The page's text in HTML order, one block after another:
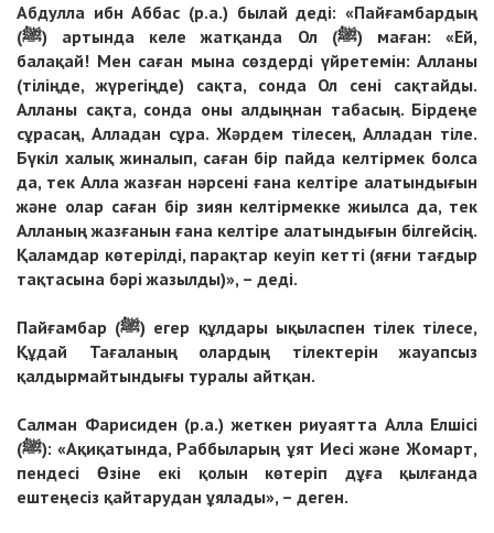
Абдулла ибн Аббас (р.а.) былай деді: «Пайғамбардың
(ﷺ) артында келе жатқанда Ол (ﷺ) маған: «Ей,
балақай! Мен саған мына сөздерді үйретемін: Алланы
(тіліңде, жүрегіңде) сақта, сонда Ол сені сақтайды.
Алланы сақта, сонда оны алдыңнан табасың. Бірдеңе
сұрасаң, Алладан сұра. Жәрдем тілесең, Алладан тіле.
Бүкіл халық жиналып, саған бір пайда келтірмек болса
да, тек Алла жазған нәрсені ғана келтіре алатындығын
және олар саған бір зиян келтірмекке жиылса да, тек
Алланың жазғанын ғана келтіре алатындығын білгейсің.
Қаламдар көтерілді, парақтар кеуіп кетті (яғни тағдыр
тақтасына бәрі жазылды)», – деді.
Пайғамбар (ﷺ) егер құлдары ықыласпен тілек тілесе,
Құдай Тағаланың олардың тілектерін жауапсыз
қалдырмайтындығы туралы айтқан.
Салман Фарисиден (р.а.) жеткен риуаятта Алла Елшісі
(ﷺ): «Ақиқатында, Раббыларың ұят Иесі және Жомарт,
пендесі Өзіне екі қолын көтеріп дұға қылғанда
ештеңесіз қайтарудан ұялады», – деген.